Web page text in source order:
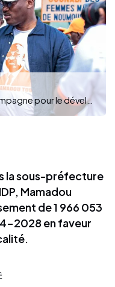
Mamadou Touré à fond dans la campagne pour le développement du Haut-Sassandra. (Photo : DR)
la sous-préfecture
Mamadou
de 1 966 053
2028 en faveur